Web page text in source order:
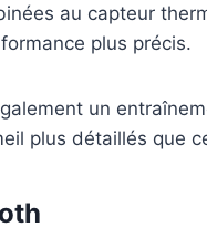
au capteur
plus précis.
un
plus détaillés que